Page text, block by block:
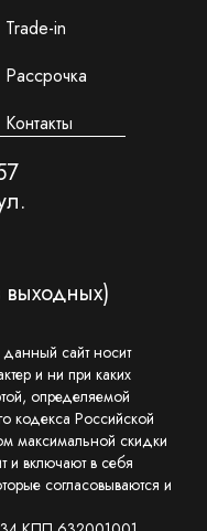
Trade-in
Рассрочка
Контакты
сайт носит
и ни при каких
определяемой
кодекса Российской
максимальной скидки
и включают в себя
согласовываются и